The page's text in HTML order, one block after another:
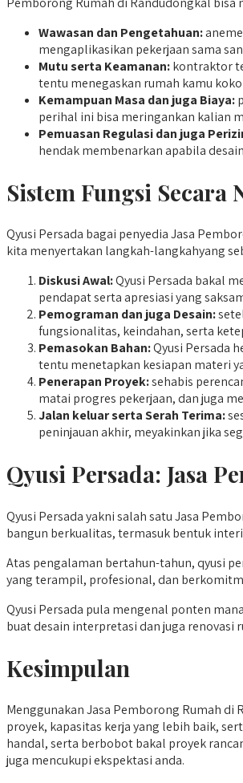
Wawasan dan Pengetahuan:
mengaplikasikan pekerjaan sama
Mutu serta Keamanan:kontraktor
tentu menegaskan rumah kamu
Kemampuan Masa dan juga Biaya:
perihal ini bisa meringankan kalian
Pemuasan Regulasi dan juga
hendak membenarkan apabila
Sistem Fungsi Secara
Qyusi Persada bagai penyedia Jasa
kita menyertakan langkah-langkahyang
Diskusi Awal:Qyusi Persada bakal
pendapat serta apresiasi yang
Pemograman dan juga Desain:
fungsionalitas, keindahan, serta
Pemasokan Bahan:Qyusi Persada
tentu menetapkan kesiapan materi
Penerapan Proyek:sehabis
matai progres pekerjaan, dan juga
Jalan keluar serta Serah Terima:
peninjauan akhir, meyakinkan jika
Qyusi Persada: Jasa
Qyusi Persada yakni salah satu Jasa
bangun berkualitas, termasuk bentuk
Atas pengalaman bertahun-tahun, qyusi
yang terampil, profesional, dan
Qyusi Persada pula mengenal ponten
buat desain interpretasi dan juga renovasi
Kesimpulan
Menggunakan Jasa Pemborong Rumah
proyek, kapasitas kerja yang lebih baik,
handal, serta berbobot bakal proyek
juga mencukupi ekspektasi anda.